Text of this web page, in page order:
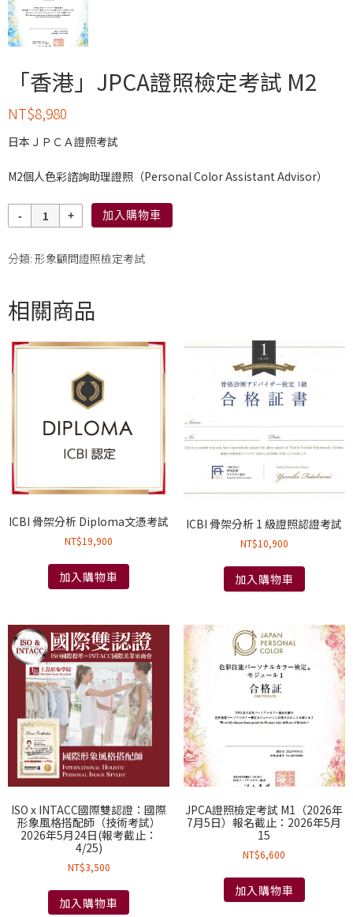
「香港」JPCA證照檢定考試 M2
NT$8,980
日本ＪＰＣＡ證照考試
M2個人色彩諮詢助理證照（Personal Color Assistant Advisor）
量
加入購物車
分類: 形象顧問證照檢定考試
相關商品
ICBI 骨架分析 Diploma文憑考試
NT$19,900
加入購物車
ICBI 骨架分析 1 級證照認證考試
NT$10,900
加入購物車
ISO x INTACC國際雙認證：國際
形象風格搭配師（技術考試）
2026年5月24日(報考截止：
4/25)
NT$3,500
加入購物車
JPCA證照檢定考試 M1（2026年
7月5日）報名截止：2026年5月
15
NT$6,600
加入購物車